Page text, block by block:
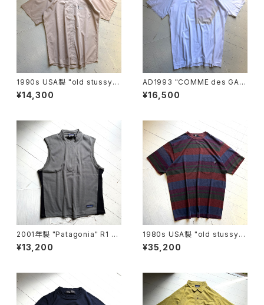
1990s USA製 "old stussy"
S/S shirt
¥14,300
AD1993 "COMME des GAR
ÇONS HOMME" S/S T-shirt
¥16,500
2001年製 "Patagonia" R1 Fl
ash vest
¥13,200
1980s USA製 "old stussy"
S/S T-shirt
¥35,200